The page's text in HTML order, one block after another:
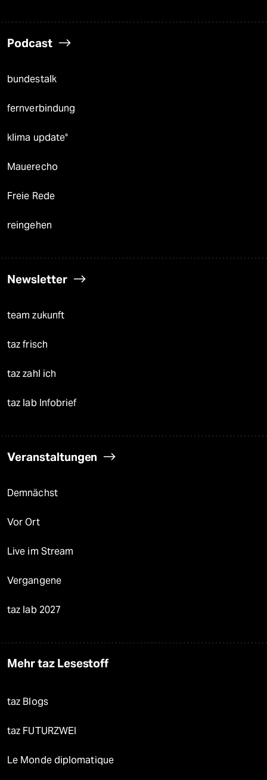
Podcast
bundestalk
fernverbindung
klima update°
Mauerecho
Freie Rede
reingehen
Newsletter
team zukunft
taz frisch
taz zahl ich
taz lab Infobrief
Veranstaltungen
Demnächst
Vor Ort
Live im Stream
Vergangene
taz lab 2027
Mehr taz Lesestoff
taz Blogs
taz FUTURZWEI
Le Monde diplomatique